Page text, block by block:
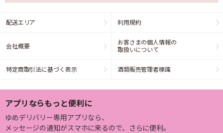
配送エリア 利用規約
会社概要
お客さまの個人情報の
取扱いについて
特定商取引法に基づく表示 酒類販売管理者標識
アプリならもっと便利に
ゆめデリバリー専用アプリなら、
メッセージの通知がスマホに来るので、さらに便利。